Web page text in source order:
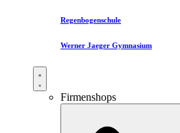
Regenbogenschule
Werner Jaeger Gymnasium
Firmenshops